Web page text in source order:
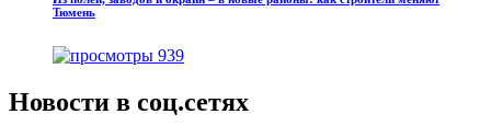
Тюмень
939
Новости в соц.сетях